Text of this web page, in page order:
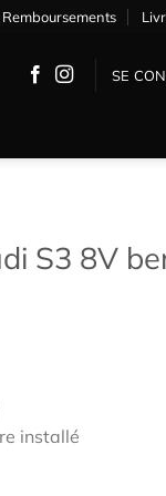
SE
S3 8V
installé